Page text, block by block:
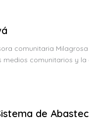
comunitaria
comunitarios y
de